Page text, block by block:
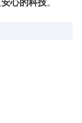
安心的科技。